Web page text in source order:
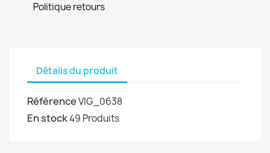
Politique retours
Détails du produit
RéférenceVIG_0638
En stock49 Produits